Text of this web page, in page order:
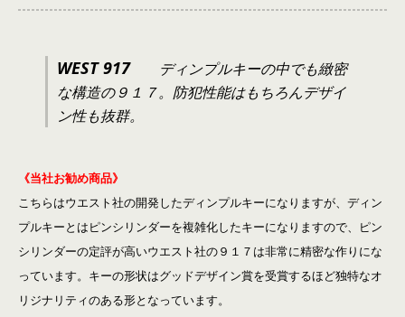
WEST 917ディンプルキーの中でも緻密
な構造の９１７。防犯性能はもちろんデザイ
ン性も抜群。
《当社お勧め商品》
こちらはウエスト社の開発したディンプルキーになりますが、ディン
プルキーとはピンシリンダーを複雑化したキーになりますので、ピン
シリンダーの定評が高いウエスト社の９１７は非常に精密な作りにな
っています。キーの形状はグッドデザイン賞を受賞するほど独特なオ
リジナリティのある形となっています。